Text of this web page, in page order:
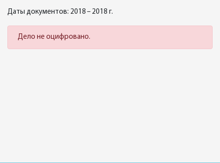
Даты документов: 2018 – 2018 г.
Дело не оцифровано.